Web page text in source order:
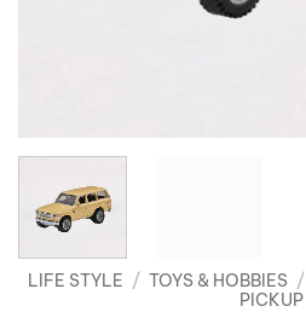
LIFE STYLE / TOYS & HOBBIES /
PICKUP